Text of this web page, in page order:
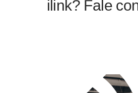
ilink? Fale